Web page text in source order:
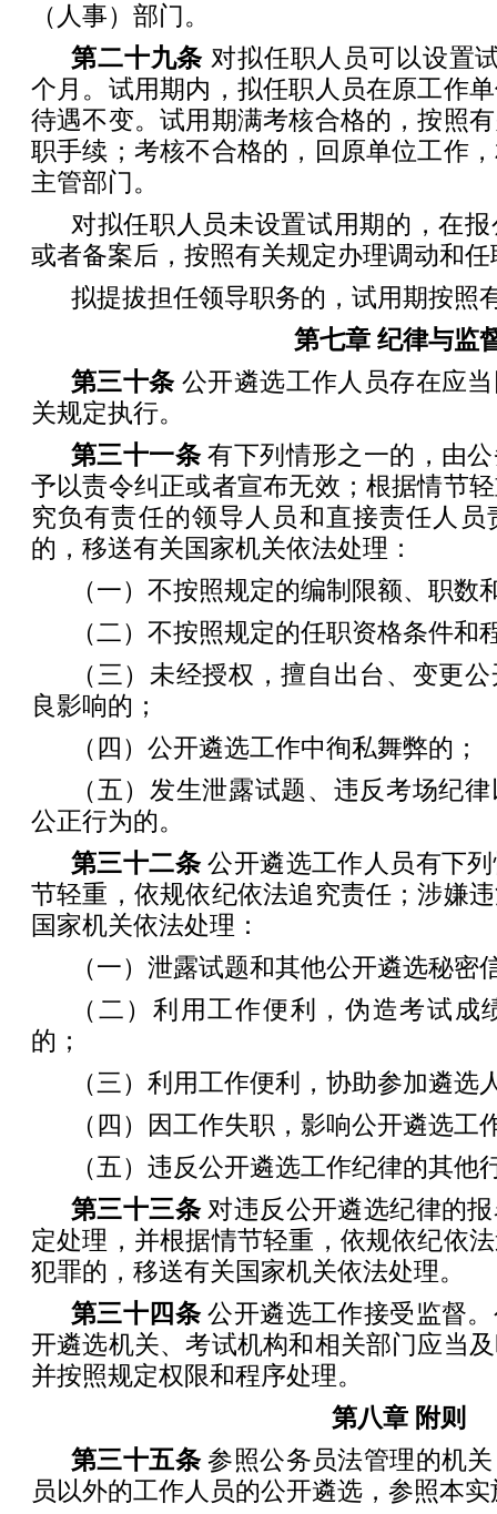
（人事）部门。
第二十九条 对拟任职人员可以设置
个月。试用期内，拟任职人员在原工作
待遇不变。试用期满考核合格的，按照
职手续；考核不合格的，回原单位工作
主管部门。
对拟任职人员未设置试用期的，在
或者备案后，按照有关规定办理调动和
拟提拔担任领导职务的，试用期按照
第七章 纪律与监
第三十条 公开遴选工作人员存在应
关规定执行。
第三十一条有下列情形之一的，由
予以责令纠正或者宣布无效；根据情节
究负有责任的领导人员和直接责任人
的，移送有关国家机关依法处理：
（一）不按照规定的编制限额、职数
（二）不按照规定的任职资格条件和
（三）未经授权，擅自出台、变更
良影响的；
（四）公开遴选工作中徇私舞弊的；
（五）发生泄露试题、违反考场纪
公正行为的。
第三十二条公开遴选工作人员有下
节轻重，依规依纪依法追究责任；涉嫌
国家机关依法处理：
（一）泄露试题和其他公开遴选秘密
（二）利用工作便利，伪造考试成
的；
（三）利用工作便利，协助参加遴选
（四）因工作失职，影响公开遴选工
（五）违反公开遴选工作纪律的其他
第三十三条 对违反公开遴选纪律的
定处理，并根据情节轻重，依规依纪依
犯罪的，移送有关国家机关依法处理。
第三十四条公开遴选工作接受监督
开遴选机关、考试机构和相关部门应当
并按照规定权限和程序处理。
第八章 附则
第三十五条参照公务员法管理的机
员以外的工作人员的公开遴选，参照本